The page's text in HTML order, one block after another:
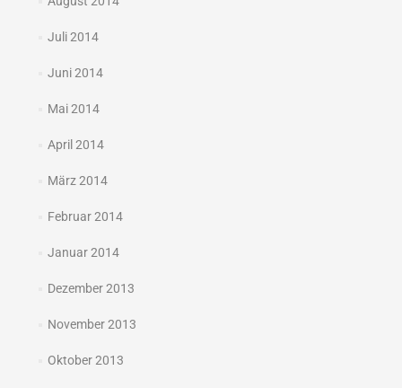
Juli 2014
Juni 2014
Mai 2014
April 2014
März 2014
Februar 2014
Januar 2014
Dezember 2013
November 2013
Oktober 2013